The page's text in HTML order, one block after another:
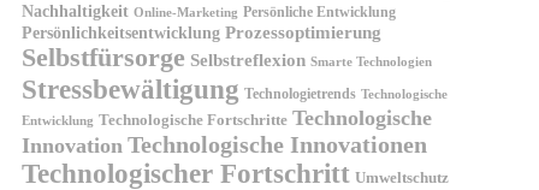
Nachhaltigkeit Online-Marketing Persönliche Entwicklung
Persönlichkeitsentwicklung Prozessoptimierung
Selbstfürsorge Selbstreflexion Smarte Technologien
Stressbewältigung Technologietrends Technologische
Entwicklung Technologische Fortschritte Technologische
Innovation Technologische Innovationen
Technologischer Fortschritt Umweltschutz